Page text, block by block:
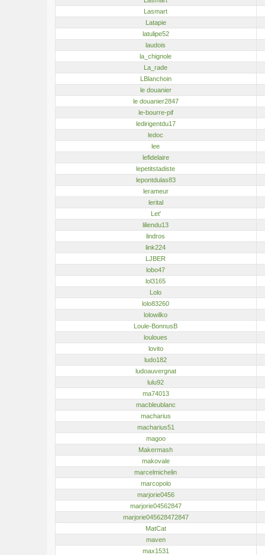
Lasmart
Latapie
latulipe52
laudois
la_chignole
La_rade
LBlanchoin
le douanier
le douanier2847
le-bourre-pif
ledirigentdu17
ledoc
lee
lefidelaire
lepetitstadiste
lepontdulas83
lerameur
lerital
Let'
liliendu13
lindros
link224
LJBER
lobo47
lol3165
Lolo
lolo83260
lolowilko
Loule-BonnusB
louloues
lovito
ludo182
ludoauvergnat
lulu92
ma74013
macbleublanc
macharius
macharius51
magoo
Makermash
makovale
marcelmichelin
marcopolo
marjorie0456
marjorie04562847
marjorie045628472847
MatCat
maven
max1531